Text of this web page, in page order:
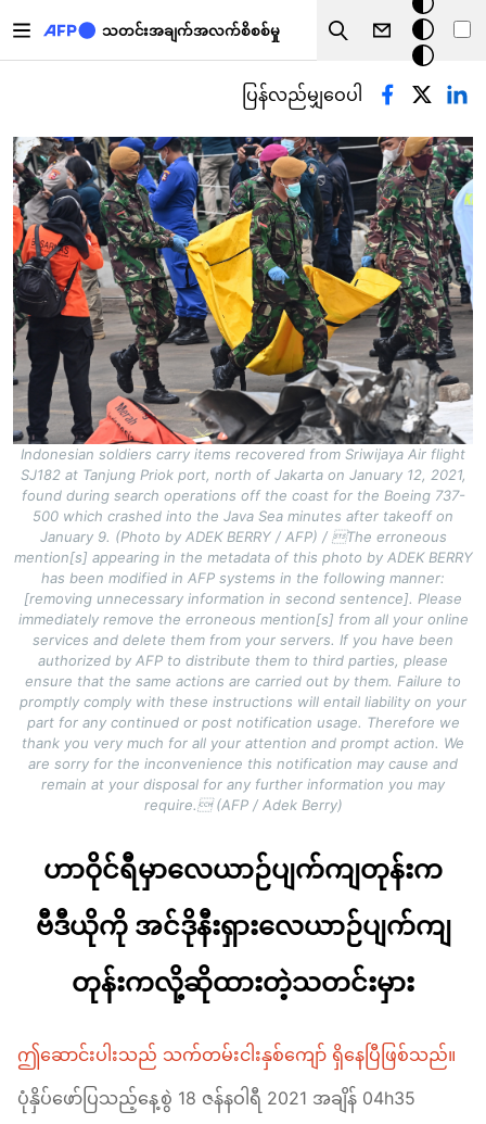
သတင်းအချက်အလက်စိစစ်မှု
Search
မှောင်
မုဒ်
ပြန်လည်မျှဝေပါ
Indonesian soldiers carry items recovered from Sriwijaya Air flight
SJ182 at Tanjung Priok port, north of Jakarta on January 12, 2021,
found during search operations off the coast for the Boeing 737-
500 which crashed into the Java Sea minutes after takeoff on
January 9. (Photo by ADEK BERRY / AFP) / The erroneous
mention[s] appearing in the metadata of this photo by ADEK BERRY
has been modified in AFP systems in the following manner:
[removing unnecessary information in second sentence]. Please
immediately remove the erroneous mention[s] from all your online
services and delete them from your servers. If you have been
authorized by AFP to distribute them to third parties, please
ensure that the same actions are carried out by them. Failure to
promptly comply with these instructions will entail liability on your
part for any continued or post notification usage. Therefore we
thank you very much for all your attention and prompt action. We
are sorry for the inconvenience this notification may cause and
remain at your disposal for any further information you may
require. (AFP / Adek Berry)
ဟာဝိုင်ရီမှာလေယာဉ်ပျက်ကျတုန်းက
ဗီဒီယိုကို အင်ဒိုနီးရှားလေယာဉ်ပျက်ကျ
တုန်းကလို့ဆိုထားတဲ့သတင်းမှား
ဤဆောင်းပါးသည် သက်တမ်းငါးနှစ်ကျော် ရှိနေပြီဖြစ်သည်။
ပုံနှိပ်ဖော်ပြသည့်နေ့စွဲ 18 ဇန်နဝါရီ 2021 အချိန် 04h35